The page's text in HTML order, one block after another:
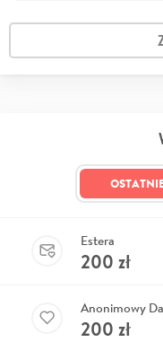
Estera
200 zł
Anonimowy
200 zł